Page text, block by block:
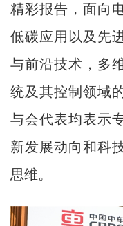
精彩报告，面向
低碳应用以及先
与前沿技术，多
统及其控制领域
与会代表均表示
新发展动向和科
思维。